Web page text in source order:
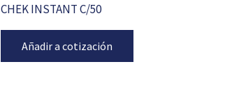
CHEK INSTANT C/50
Añadir a cotización